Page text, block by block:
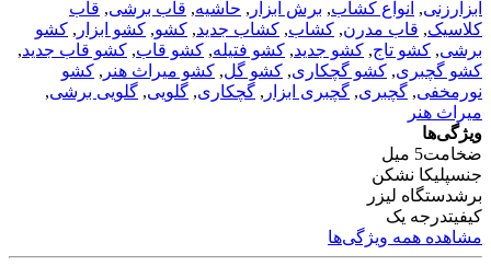
ابزارزنی, انواع کشاب, برش ابزار , حاشیه, قاب برشی, قاب
کلاسیک, قاب مدرن, کشاب, کشاب جدید, کشو, کشو ابزار , کشو
برشی, کشو تاج, کشو جدید, کشو فتیله, کشو قاب, کشو قاب جدید,
کشو گچبری, کشو گچکاری, کشو گل, کشو میراث هنر , کشو
نورمخفی, گچبری, گچبری ابزار , گچکاری, گلویی, گلویی برشی,
میراث هنر
ویژگی‌ها
ضخامت5 میل
جنسپلیکا نشکن
برشدستگاه لیزر
کیفیتدرجه یک
مشاهده همه ویژگی‌ها